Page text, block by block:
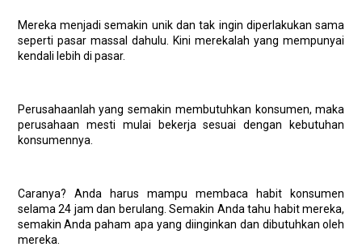
Mereka menjadi semakin unik dan tak ingin diperlakukan sama
seperti pasar massal dahulu. Kini merekalah yang mempunyai
kendali lebih di pasar.
Perusahaanlah yang semakin membutuhkan konsumen, maka
perusahaan mesti mulai bekerja sesuai dengan kebutuhan
konsumennya.
Caranya? Anda harus mampu membaca habit konsumen
selama 24 jam dan berulang. Semakin Anda tahu habit mereka,
semakin Anda paham apa yang diinginkan dan dibutuhkan oleh
mereka.